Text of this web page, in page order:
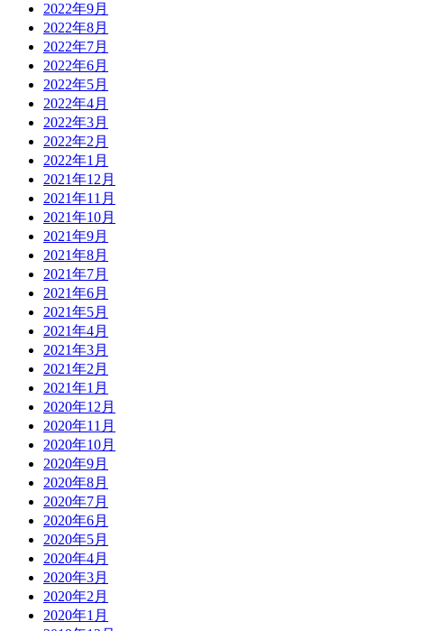
2022年9月
2022年8月
2022年7月
2022年6月
2022年5月
2022年4月
2022年3月
2022年2月
2022年1月
2021年12月
2021年11月
2021年10月
2021年9月
2021年8月
2021年7月
2021年6月
2021年5月
2021年4月
2021年3月
2021年2月
2021年1月
2020年12月
2020年11月
2020年10月
2020年9月
2020年8月
2020年7月
2020年6月
2020年5月
2020年4月
2020年3月
2020年2月
2020年1月